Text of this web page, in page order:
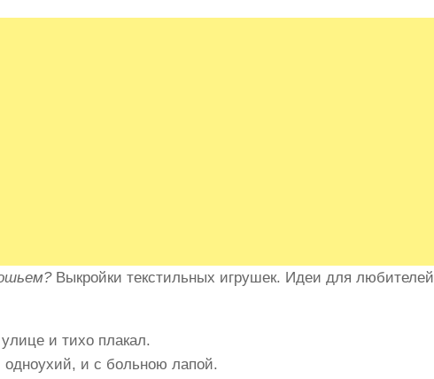
Выкройки текстильных игрушек. Идеи для любителей
и тихо плакал.
и с больною лапой.